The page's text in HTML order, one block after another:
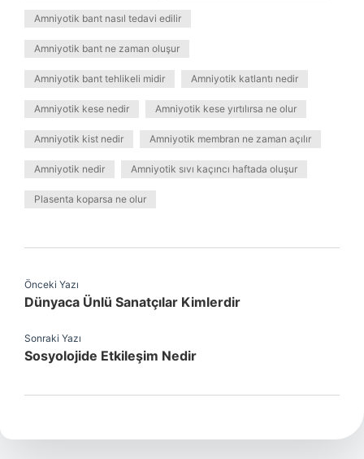
Amniyotik bant nasıl tedavi edilir
Amniyotik bant ne zaman oluşur
Amniyotik bant tehlikeli midir Amniyotik katlantı nedir
Amniyotik kese nedir Amniyotik kese yırtılırsa ne olur
Amniyotik kist nedir Amniyotik membran ne zaman açılır
Amniyotik nedir Amniyotik sıvı kaçıncı haftada oluşur
Plasenta koparsa ne olur
Önceki Yazı
Dünyaca Ünlü Sanatçılar Kimlerdir
Sonraki Yazı
Sosyolojide Etkileşim Nedir